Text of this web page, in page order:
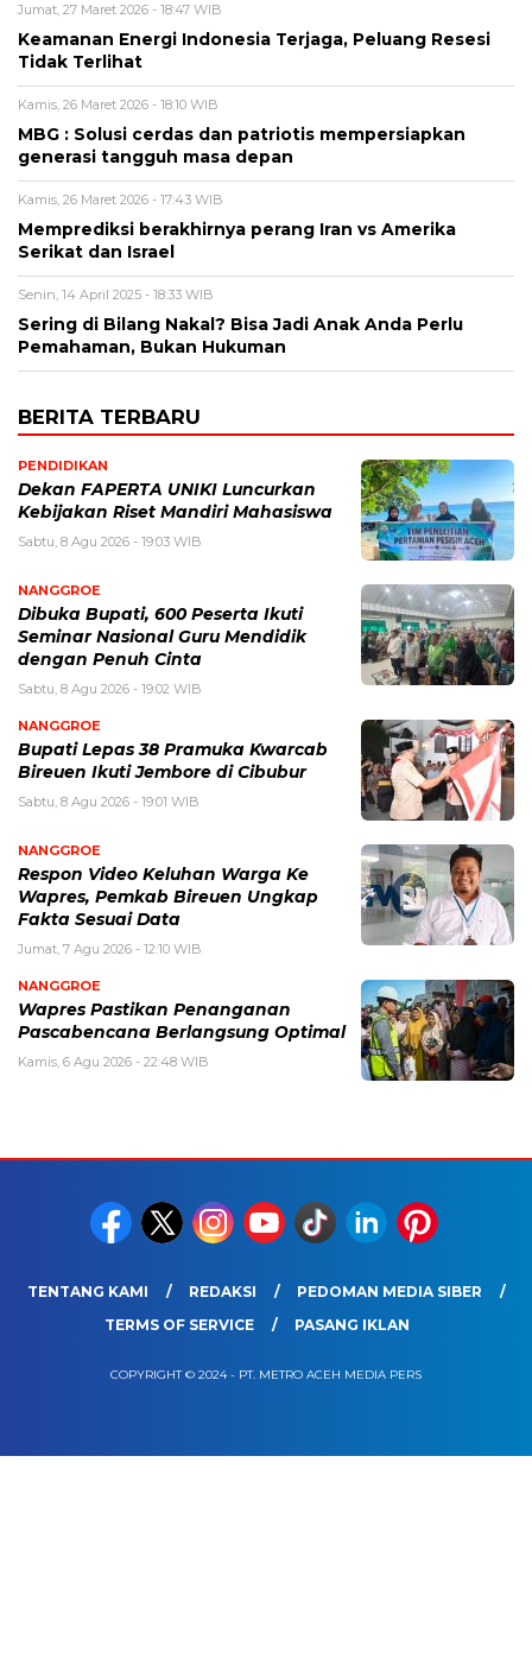
Jumat, 27 Maret 2026 - 18:47 WIB
Keamanan Energi Indonesia Terjaga, Peluang Resesi
Tidak Terlihat
Kamis, 26 Maret 2026 - 18:10 WIB
MBG : Solusi cerdas dan patriotis mempersiapkan
generasi tangguh masa depan
Kamis, 26 Maret 2026 - 17:43 WIB
Memprediksi berakhirnya perang Iran vs Amerika
Serikat dan Israel
Senin, 14 April 2025 - 18:33 WIB
Sering di Bilang Nakal? Bisa Jadi Anak Anda Perlu
Pemahaman, Bukan Hukuman
BERITA TERBARU
PENDIDIKAN
Dekan FAPERTA UNIKI Luncurkan
Kebijakan Riset Mandiri Mahasiswa
Sabtu, 8 Agu 2026 - 19:03 WIB
NANGGROE
Dibuka Bupati, 600 Peserta Ikuti
Seminar Nasional Guru Mendidik
dengan Penuh Cinta
Sabtu, 8 Agu 2026 - 19:02 WIB
NANGGROE
Bupati Lepas 38 Pramuka Kwarcab
Bireuen Ikuti Jembore di Cibubur
Sabtu, 8 Agu 2026 - 19:01 WIB
NANGGROE
Respon Video Keluhan Warga Ke
Wapres, Pemkab Bireuen Ungkap
Fakta Sesuai Data
Jumat, 7 Agu 2026 - 12:10 WIB
NANGGROE
Wapres Pastikan Penanganan
Pascabencana Berlangsung Optimal
Kamis, 6 Agu 2026 - 22:48 WIB
TENTANG KAMI REDAKSI
PEDOMAN MEDIA SIBER
TERMS OF SERVICE
PASANG IKLAN
COPYRIGHT © 2024 - PT. METRO ACEH MEDIA PERS